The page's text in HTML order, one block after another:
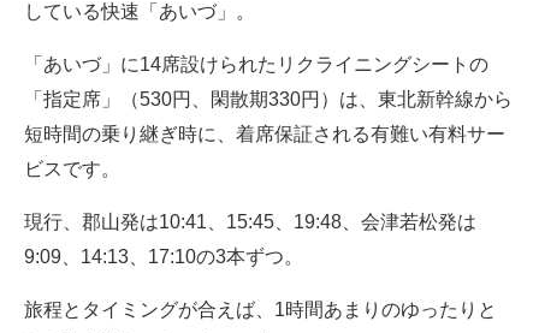
IT製品の技術・比較・事例
製造業のIT導入・活用を支援
エレクトロニクス専門サイト
電子設計の基本と応用
している快速「あいづ」。
「あいづ」に14席設けられたリクライニングシートの
「指定席」（530円、閑散期330円）は、東北新幹線から
短時間の乗り継ぎ時に、着席保証される有難い有料サー
ビスです。
現行、郡山発は10:41、15:45、19:48、会津若松発は
9:09、14:13、17:10の3本ずつ。
旅程とタイミングが合えば、1時間あまりのゆったりと